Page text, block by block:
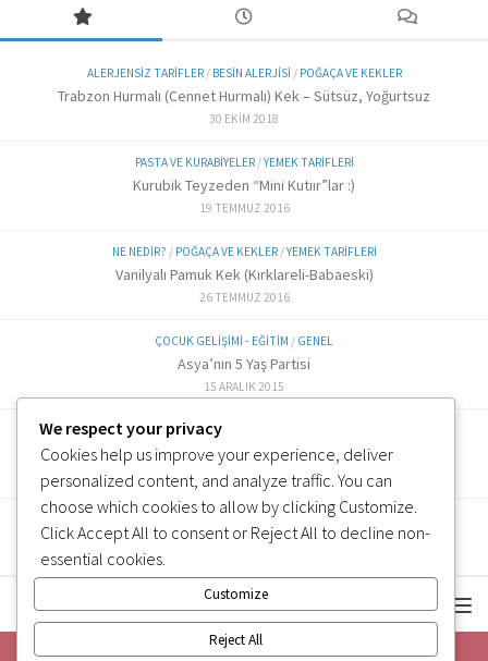
ALERJENSIZ TARIFLER/ BESIN ALERJISI / POĞAÇA VE KEKLER
Trabzon Hurmalı (Cennet Hurmalı) Kek – Sütsüz, Yoğurtsuz
30 EKIM 2018
PASTA VE KURABIYELER/YEMEK TARIFLERI
Kurubik Teyzeden “Mini Kutıır”lar :)
19 TEMMUZ 2016
NE NEDIR? / POĞAÇA VE KEKLER/YEMEK TARIFLERI
Vanilyalı Pamuk Kek (Kırklareli-Babaeski)
26 TEMMUZ 2016
ÇOCUK GELIŞIMI - EĞITIM / GENEL
Asya’nın 5 Yaş Partisi
15 ARALIK 2015
ALTERNATIF TARIFLER
Labne Peynir Yapımı (6 ve üzeri)
3 OCAK 2019
We respect your privacy
Cookies help us improve your experience, deliver
personalized content, and analyze traffic. You can
choose which cookies to allow by clicking Customize
ClickAccept All to consent or Reject All to decline non-
essential cookies.
Customize
Reject All